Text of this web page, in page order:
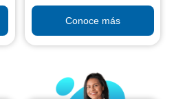
Conoce más